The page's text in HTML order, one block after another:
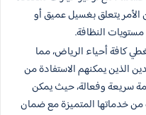
يتعلق بغسيل عميق أو
النظافة.
كافة أحياء الرياض، مما
الذين يمكنهم الاستفادة من
سريعة وفعالة، حيث يمكن
من خدماتها المتميزة مع ضمان